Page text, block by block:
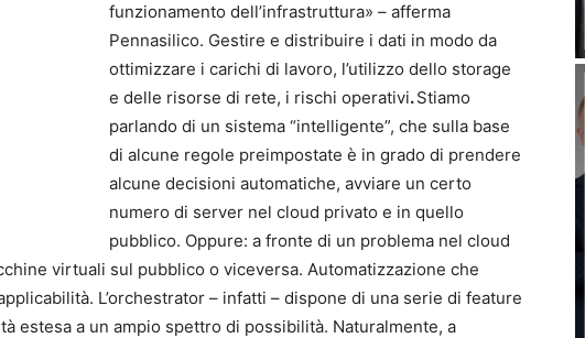
funzionamento dell’infrastruttura» – afferma
Pennasilico. Gestire e distribuire i dati in modo da
ottimizzare i carichi di lavoro, l’utilizzo dello storage
e delle risorse di rete, i rischi operativi.Stiamo
parlando di un sistema “intelligente”, che sulla base
di alcune regole preimpostate è in grado di prendere
alcune decisioni automatiche, avviare un certo
numero di server nel cloud privato e in quello
pubblico. Oppure: a fronte di un problema nel cloud
virtuali sul pubblico o viceversa. Automatizzazione che
L’orchestrator – infatti – dispone di una serie di feature
estesa a un ampio spettro di possibilità. Naturalmente, a